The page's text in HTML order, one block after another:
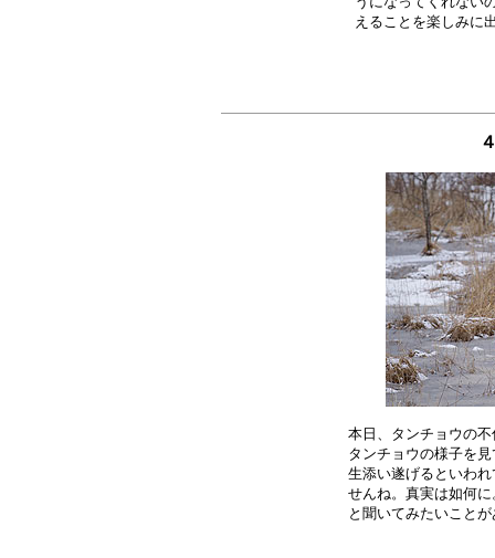
本日、タンチョウの
タンチョウの様子を
生添い遂げるといわ
せんね。真実は如何